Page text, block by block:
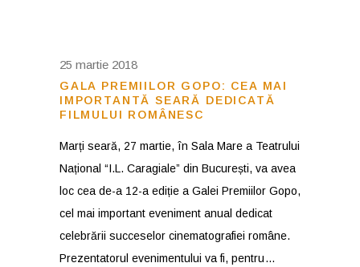
25 martie 2018
GALA PREMIILOR GOPO: CEA MAI
IMPORTANTĂ SEARĂ DEDICATĂ
FILMULUI ROMÂNESC
Marți seară, 27 martie, în Sala Mare a Teatrului
Național “I.L. Caragiale” din București, va avea
loc cea de-a 12-a ediție a Galei Premiilor Gopo,
cel mai important eveniment anual dedicat
celebrării succeselor cinematografiei române.
Prezentatorul evenimentului va fi, pentru